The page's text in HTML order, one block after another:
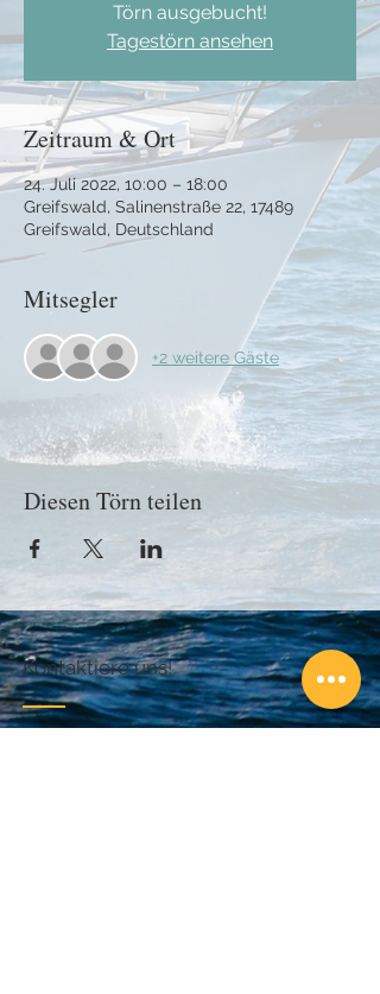
Törn ausgebucht!
Tagestörn ansehen
Zeitraum & Ort
24. Juli 2022, 10:00 – 18:00
Greifswald, Salinenstraße 22, 17489
Greifswald, Deutschland
Mitsegler
+2 weitere Gäste
Diesen Törn teilen
Kontaktiere uns!